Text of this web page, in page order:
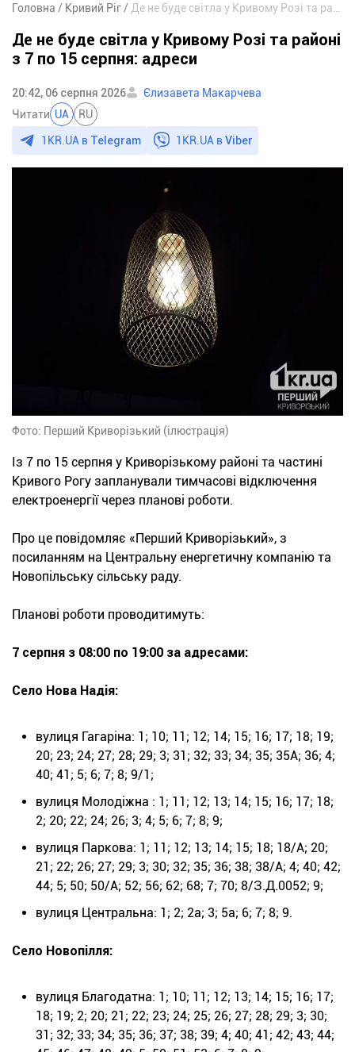
Головна Кривий Ріг
Де не буде світла у Кривому Розі та районі
з 7 по 15 серпня: адреси
20:42, 06 серпня 2026
Єлизавета Макарчева
Читати UA RU
1KR.UA в Telegram 1KR.UA вViber
Фото: Перший Криворізький (ілюстрація)
Із 7 по 15 серпня у Криворізькому районі та частині
Кривого Рогу запланували тимчасові відключення
електроенергії через планові роботи.
Про це повідомляє «Перший Криворізький», з
посиланням на Центральну енергетичну компанію та
Новопільську сільську раду.
Планові роботи проводитимуть:
7 серпня з 08:00 по 19:00 за адресами:
Село Нова Надія:
вулиця Гагаріна: 1; 10; 11; 12; 14; 15; 16; 17; 18; 19;
20; 23; 24; 27; 28; 29; 3; 31; 32; 33; 34; 35; 35А; 36; 4;
40; 41; 5; 6; 7; 8; 9/1;
вулиця Молодіжна : 1; 11; 12; 13; 14; 15; 16; 17; 18;
2; 20; 22; 24; 26; 3; 4; 5; 6; 7; 8; 9;
вулиця Паркова: 1; 11; 12; 13; 14; 15; 18; 18/А; 20;
21; 22; 26; 27; 29; 3; 30; 32; 35; 36; 38; 38/А; 4; 40; 42;
44; 5; 50; 50/А; 52; 56; 62; 68; 7; 70; 8/З.Д.0052; 9;
вулиця Центральна: 1; 2; 2а; 3; 5а; 6; 7; 8; 9.
Село Новопілля:
вулиця Благодатна: 1; 10; 11; 12; 13; 14; 15; 16; 17;
18; 19; 2; 20; 21; 22; 23; 24; 25; 26; 27; 28; 29; 3; 30;
31; 32; 33; 34; 35; 36; 37; 38; 39; 4; 40; 41; 42; 43; 44;